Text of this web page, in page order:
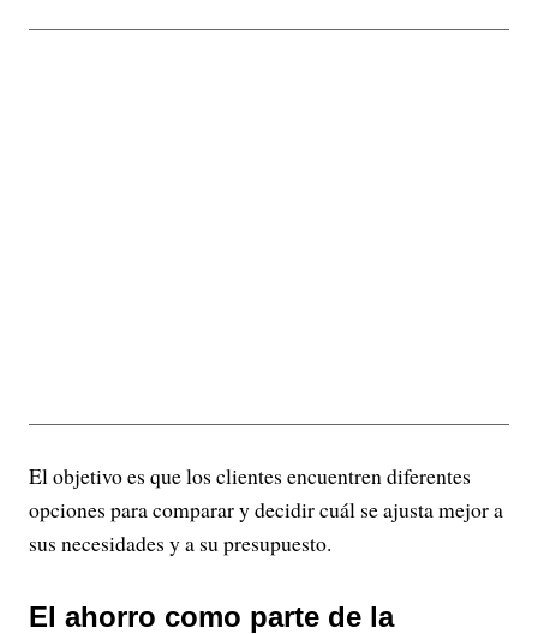
El objetivo es que los clientes encuentren diferentes
opciones para comparar y decidir cuál se ajusta mejor a
sus necesidades y a su presupuesto.
El ahorro como parte de la